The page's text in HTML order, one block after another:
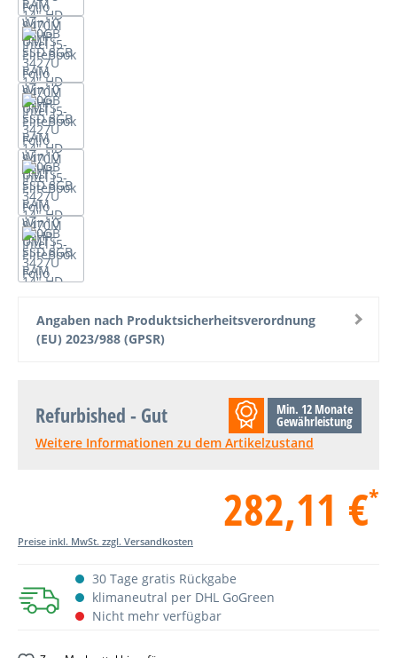
Angaben nach Produktsicherheitsverordnung
(EU) 2023/988 (GPSR)
Refurbished - Gut Min. 12 Monate
Gewährleistung
Weitere Informationen zu dem Artikelzustand
282,11 €*
Preise inkl. MwSt. zzgl. Versandkosten
30 Tage gratis Rückgabe
klimaneutral per DHL GoGreen
Nicht mehr verfügbar